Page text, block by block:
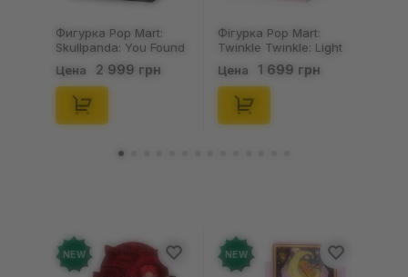
Фигурка Pop Mart:
Skullpanda: You Found
Me!: Plush Doll Pendant
Series (Blind Box: 1 з
10) (Secret Edition),
(29347)
Цена 2 999 грн
Фігурка Pop Mart:
Twinkle Twinkle: Light
Up: Scene Sets Series
(Blind Box: 1 з 10)
(Secret Edition),
(21372)
Цена 1 699 грн
NEW NEW